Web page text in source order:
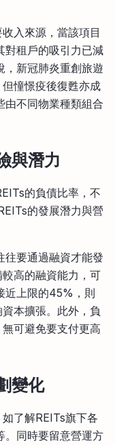
入來源，當該項目
對租戶的吸引力已減
，新冠肺炎重創旅遊
憧憬疫後復甦亦成
由不同物業種類組合
與潛力
的負債比率，不
的發展潛力與營
要通過融資才能發
高的融資能力，可
近上限的45%，則
本擴張。此外，負
可避免要支付更高
變化
了解REITs旗下各
。同時要留意營運方